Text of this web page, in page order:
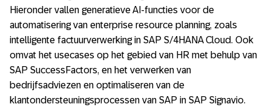
Hieronder vallen generatieve AI-functies voor de
automatisering van enterprise resource planning, zoals
intelligente factuurverwerking in SAP S/4HANA Cloud. Ook
omvat het usecases op het gebied van HR met behulp van
SAP SuccessFactors, en het verwerken van
bedrijfsadviezen en optimaliseren van de
klantondersteuningsprocessen van SAP in SAP Signavio.